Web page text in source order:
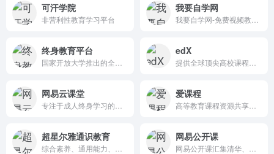
可汗学院
非营利性教育学习平台
我要自学网
终身教育平台 edX
网易云课堂 爱课程
超星尔雅通识教育 网易公开课